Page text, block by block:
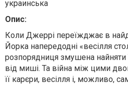
украинська
Опис:
Коли Джеррі переїжджає в
Йорка напередодні «весілля
розпорядниця змушена
від миші. Та війна між цими
її карєри, весілля і, можливо,